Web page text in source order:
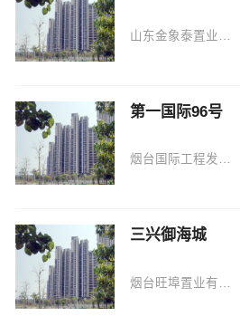
第一国际96号
烟台国际工程发展有限公司
三兴御海城